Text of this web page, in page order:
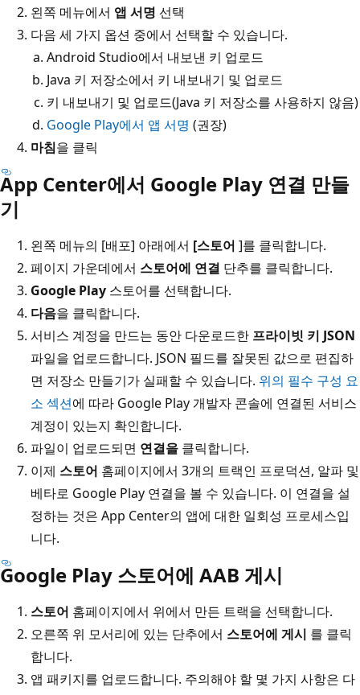
왼쪽 메뉴에서 앱 서명 선택
다음 세 가지 옵션 중에서 선택할 수 있습니다.
Android Studio에서 내보낸 키 업로드
Java 키 저장소에서 키 내보내기 및 업로드
키 내보내기 및 업로드(Java 키 저장소를 사용하지 않음)
Google Play에서 앱 서명 (권장)
마침을 클릭
App Center에서 Google Play 연결 만들
기
왼쪽 메뉴의 [배포] 아래에서 [스토어 ]를 클릭합니다.
페이지 가운데에서 스토어에 연결 단추를 클릭합니다.
Google Play 스토어를 선택합니다.
다음을 클릭합니다.
서비스 계정을 만드는 동안 다운로드한 프라이빗 키 JSON
파일을 업로드합니다. JSON 필드를 잘못된 값으로 편집하
면 저장소 만들기가 실패할 수 있습니다. 위의 필수 구성 요
소 섹션에 따라 Google Play 개발자 콘솔에 연결된 서비스
계정이 있는지 확인합니다.
파일이 업로드되면 연결을 클릭합니다.
이제 스토어 홈페이지에서 3개의 트랙인 프로덕션, 알파 및
베타로 Google Play 연결을 볼 수 있습니다. 이 연결을 설
정하는 것은 App Center의 앱에 대한 일회성 프로세스입
니다.
Google Play 스토어에 AAB 게시
스토어 홈페이지에서 위에서 만든 트랙을 선택합니다.
오른쪽 위 모서리에 있는 단추에서 스토어에 게시 를 클릭
합니다.
앱 패키지를 업로드합니다. 주의해야 할 몇 가지 사항은 다